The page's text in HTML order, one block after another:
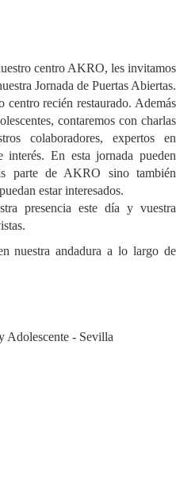
centro AKRO, les invitamos
Jornada de Puertas Abiertas.
centro recién restaurado. Además
contaremos con charlas
colaboradores, expertos en
interés. En esta jornada pueden
parte de AKRO sino también
estar interesados.
presencia este día y vuestra
nuestra andadura a lo largo de
Adolescente - Sevilla